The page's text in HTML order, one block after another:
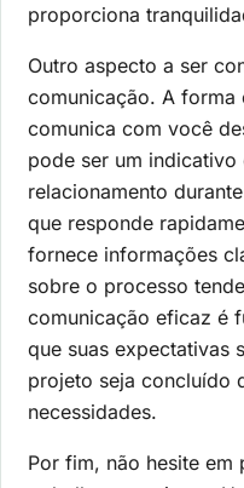
proporciona
Outro aspecto a ser
comunicação. A forma
comunica com você
pode ser um indicativo
relacionamento
que responde
fornece informações
sobre o processo
comunicação eficaz é
que suas expectativas
projeto seja concluído
necessidades.
Por fim, não hesite em